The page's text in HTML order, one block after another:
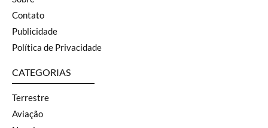
Contato
Publicidade
Política de Privacidade
CATEGORIAS
Terrestre
Aviação